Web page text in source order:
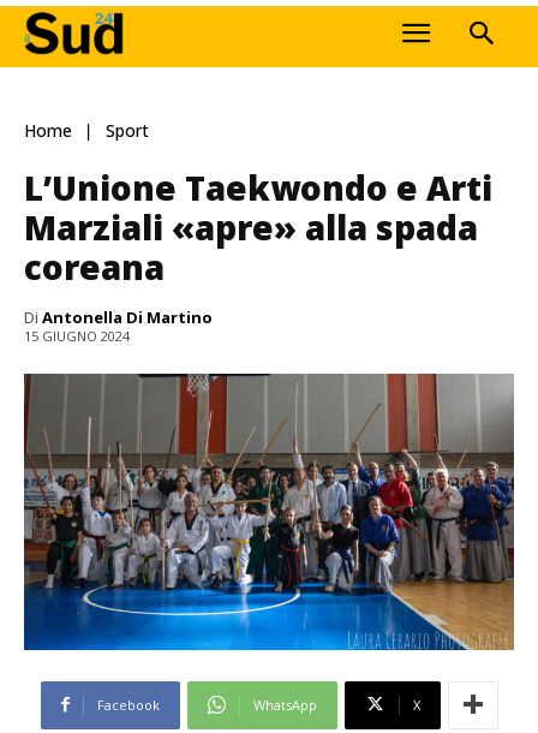
Home Sport
L’Unione Taekwondo e Arti
Marziali «apre» alla spada
coreana
Di Antonella Di Martino
15 GIUGNO 2024
Facebook WhatsApp X